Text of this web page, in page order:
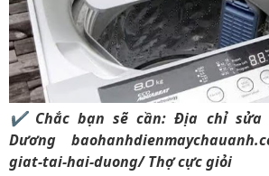
✔ Chắc bạn sẽ cần: Địa chỉ
Dương
giat-tai-hai-duong/Thợ cực giỏi